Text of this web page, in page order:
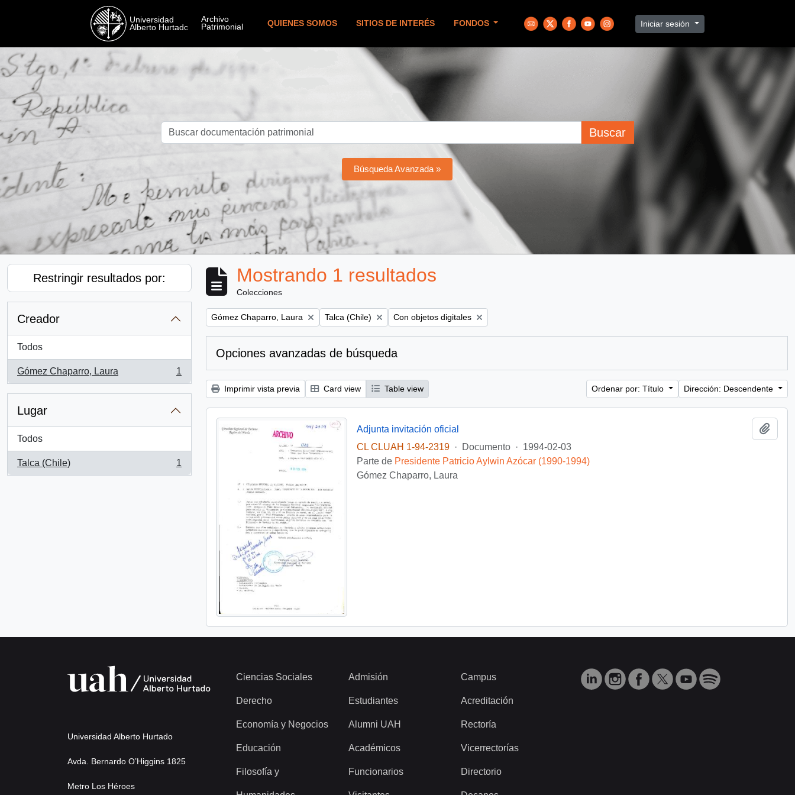
QUIENES SOMOS SITIOS DE INTERÉS FONDOS Iniciar sesión
Buscar
Búsqueda Avanzada »
Restringir resultados por:
Creador
Todos
Gómez Chaparro, Laura
, 1 resultados
1
Lugar
Todos
Talca (Chile)
, 1 resultados
1
Mostrando 1 resultados
Colecciones
Remove filter:
Gómez Chaparro, Laura Remove filter:
Talca (Chile) Remove filter:
Con objetos digitales
Opciones avanzadas de búsqueda
Imprimir vista previa Card view Table view Ordenar por: Título Dirección: Descendente
Adjunta invitación oficial
CL CLUAH 1-94-2319
· Documento · 1994-02-03
Parte de Presidente Patricio Aylwin Azócar (1990-1994)
Gómez Chaparro, Laura
Universidad Alberto Hurtado
Avda. Bernardo O’Higgins 1825
Metro Los Héroes
Ciencias Sociales
Derecho
Economía y Negocios
Educación
Filosofía y
Admisión
Estudiantes
Alumni UAH
Académicos
Funcionarios
Campus
Acreditación
Rectoría
Vicerrectorías
Directorio